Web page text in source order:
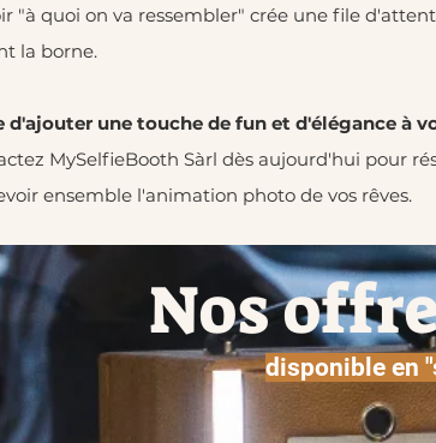
"à quoi on va ressembler" crée une file
la borne.
d'ajouter une touche de fun et d'élégance à
MySelfieBooth Sàrl dès aujourd'hui pour
ensemble l'animation photo de vos rêves.
Nos
disponible en